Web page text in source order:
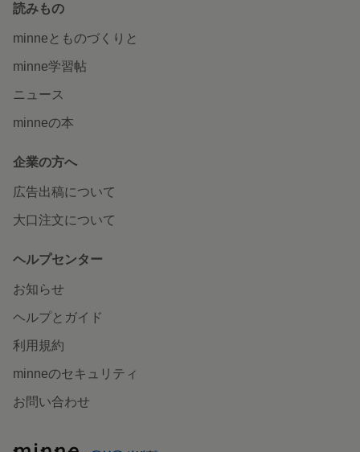
読みもの
minneとものづくりと
minne学習帖
ニュース
minneの本
企業の方へ
広告出稿について
大口注文について
ヘルプセンター
お知らせ
ヘルプとガイド
利用規約
minneのセキュリティ
お問い合わせ